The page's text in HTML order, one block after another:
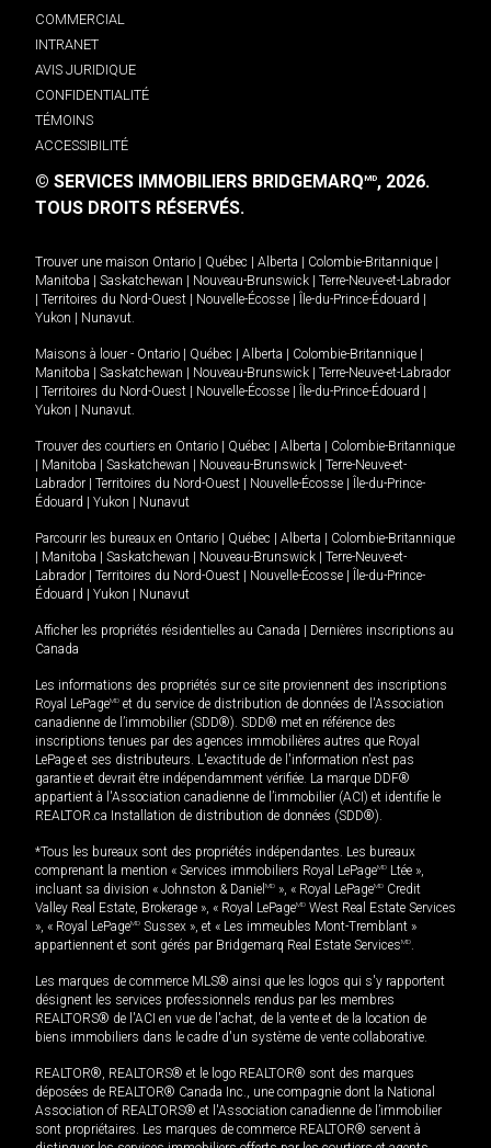
COMMERCIAL
INTRANET
AVIS JURIDIQUE
CONFIDENTIALITÉ
TÉMOINS
ACCESSIBILITÉ
© SERVICES IMMOBILIERS BRIDGEMARQMD, 2026.
TOUS DROITS RÉSERVÉS.
Trouver une maison Ontario | Québec | Alberta | Colombie-Britannique |
Manitoba | Saskatchewan | Nouveau-Brunswick | Terre-Neuve-et-Labrador
| Territoires du Nord-Ouest | Nouvelle-Écosse | Île-du-Prince-Édouard |
Yukon | Nunavut
Maisons à louer - Ontario | Québec | Alberta | Colombie-Britannique |
Manitoba | Saskatchewan | Nouveau-Brunswick | Terre-Neuve-et-Labrador
| Territoires du Nord-Ouest | Nouvelle-Écosse | Île-du-Prince-Édouard |
Yukon | Nunavut
Trouver des courtiers en Ontario | Québec | Alberta | Colombie-Britannique
| Manitoba | Saskatchewan | Nouveau-Brunswick | Terre-Neuve-et-
Labrador | Territoires du Nord-Ouest | Nouvelle-Écosse | Île-du-Prince-
Édouard | Yukon | Nunavut
Parcourir les bureaux en Ontario | Québec | Alberta | Colombie-Britannique
| Manitoba | Saskatchewan | Nouveau-Brunswick | Terre-Neuve-et-
Labrador | Territoires du Nord-Ouest | Nouvelle-Écosse | Île-du-Prince-
Édouard | Yukon | Nunavut
Afficher les propriétés résidentielles au Canada | Dernières inscriptions au
Canada
Les informations des propriétés sur ce site proviennent des inscriptions
Royal LePageMD et du service de distribution de données de l'Association
canadienne de l’immobilier (SDD®). SDD® met en référence des
inscriptions tenues par des agences immobilières autres que Royal
LePage et ses distributeurs. L'exactitude de l'information n'est pas
garantie et devrait être indépendamment vérifiée. La marque DDF®
appartient à l'Association canadienne de l’immobilier (ACI) et identifie le
REALTOR.ca Installation de distribution de données (SDD®).
*Tous les bureaux sont des propriétés indépendantes. Les bureaux
comprenant la mention « Services immobiliers Royal LePageMD Ltée »,
incluant sa division « Johnston & Daniel MD », « Royal LePageMD Credit
Valley Real Estate, Brokerage », « Royal LePageMD West Real Estate Services
», « Royal LePageMD Sussex », et « Les immeubles Mont-Tremblant »
appartiennent et sont gérés par Bridgemarq Real Estate ServicesMD
Les marques de commerce MLS® ainsi que les logos qui s'y rapportent
désignent les services professionnels rendus par les membres
REALTORS® de l'ACI en vue de l'achat, de la vente et de la location de
biens immobiliers dans le cadre d'un système de vente collaborative.
REALTOR®, REALTORS® et le logo REALTOR® sont des marques
déposées de REALTOR® Canada Inc., une compagnie dont la National
Association of REALTORS® et l'Association canadienne de l’immobilier
sont propriétaires. Les marques de commerce REALTOR® servent à